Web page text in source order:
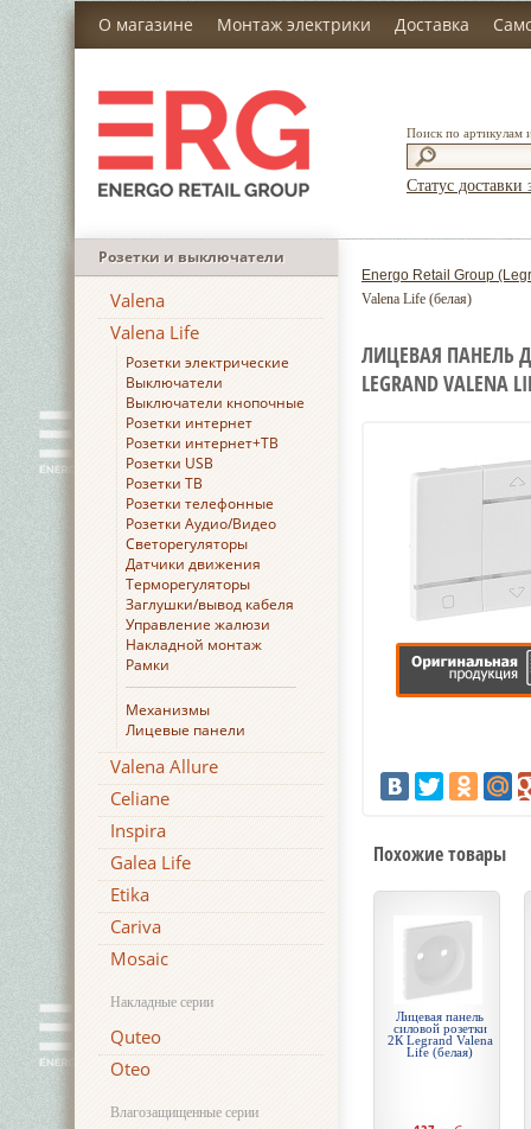
О магазине Монтаж электрики Доставка
Поиск по артикулам
Статус доставки
Розетки и выключатели
Valena
Valena Life
Розетки электрические
Выключатели
Выключатели кнопочные
Розетки интернет
Розетки интернет+ТВ
Розетки USB
Розетки ТВ
Розетки телефонные
Розетки Аудио/Видео
Светорегуляторы
Датчики движения
Терморегуляторы
Заглушки/вывод кабеля
Управление жалюзи
Накладной монтаж
Рамки
Механизмы
Лицевые панели
Valena Allure
Celiane
Inspira
Galea Life
Etika
Cariva
Mosaic
Накладные серии
Quteo
Oteo
Влагозащищенные серии
Energo Retail Group
Valena Life (белая)
ЛИЦЕВАЯ ПАНЕЛЬ
LEGRAND VALENA
Похожие товары
Лицевая панель
силовой розетки
2К Legrand Valena
Life (белая)